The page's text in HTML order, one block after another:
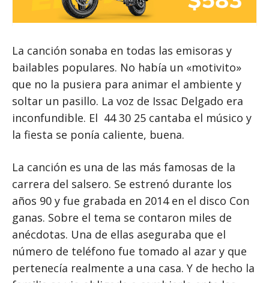
La canción sonaba en todas las emisoras y
bailables populares. No había un «motivito»
que no la pusiera para animar el ambiente y
soltar un pasillo. La voz de Issac Delgado era
inconfundible. El 44 30 25 cantaba el músico y
la fiesta se ponía caliente, buena.
La canción es una de las más famosas de la
carrera del salsero. Se estrenó durante los
años 90 y fue grabada en 2014 en el disco Con
ganas. Sobre el tema se contaron miles de
anécdotas. Una de ellas aseguraba que el
número de teléfono fue tomado al azar y que
pertenecía realmente a una casa. Y de hecho la